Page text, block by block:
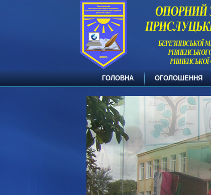
ГОЛОВНА ОГОЛОШЕННЯ